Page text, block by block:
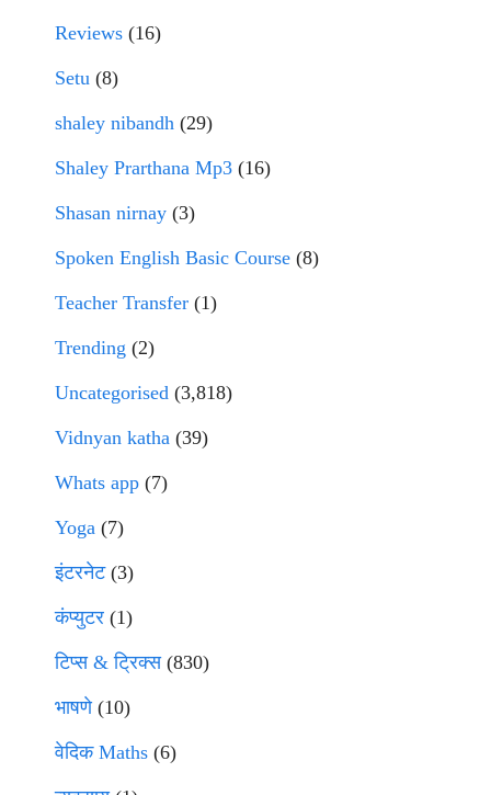
Reviews (16)
Setu (8)
shaley nibandh (29)
Shaley Prarthana Mp3 (16)
Shasan nirnay (3)
Spoken English Basic Course (8)
Teacher Transfer (1)
Trending (2)
Uncategorised (3,818)
Vidnyan katha (39)
Whats app (7)
Yoga (7)
इंटरनेट(3)
कंप्युटर (1)
टिप्स & ट्रिक्स(830)
भाषणे(10)
वेदिक Maths (6)